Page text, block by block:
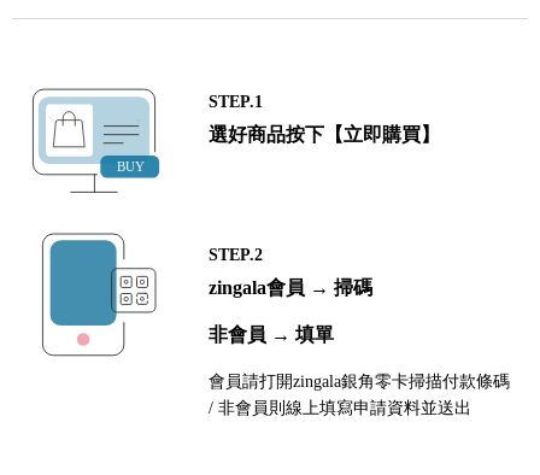
STEP.1
選好商品按下【立即購買】
STEP.2
zingala會員 → 掃碼
非會員 → 填單
會員請打開zingala銀角零卡掃描付款條碼
/ 非會員則線上填寫申請資料並送出